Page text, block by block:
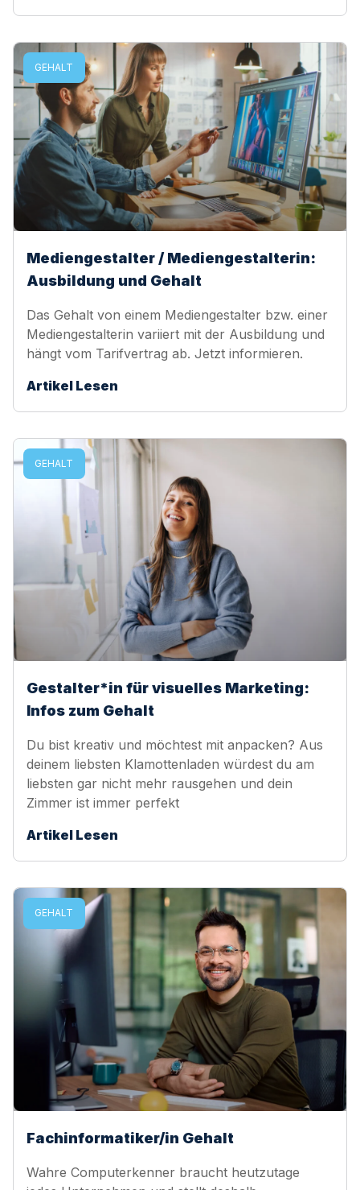
GEHALT
Mediengestalter / Mediengestalterin:
Ausbildung und Gehalt
Das Gehalt von einem Mediengestalter bzw. einer
Mediengestalterin variiert mit der Ausbildung und
hängt vom Tarifvertrag ab. Jetzt informieren.
Artikel Lesen
GEHALT
Gestalter*in für visuelles Marketing:
Infos zum Gehalt
Du bist kreativ und möchtest mit anpacken? Aus
deinem liebsten Klamottenladen würdest du am
liebsten gar nicht mehr rausgehen und dein
Zimmer ist immer perfekt
Artikel Lesen
GEHALT
Fachinformatiker/in Gehalt
Wahre Computerkenner braucht heutzutage